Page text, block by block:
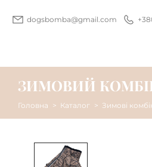
dogsbomba@gmail.com
ЗИМОВИЙ
Головна Каталог Зимові